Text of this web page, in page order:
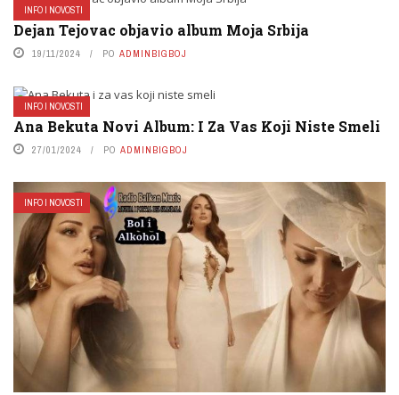
INFO I NOVOSTI
Dejan Tejovac objavio album Moja Srbija
19/11/2024 PO ADMINBIGBOJ
INFO I NOVOSTI
Ana Bekuta Novi Album: I Za Vas Koji Niste Smeli
27/01/2024 PO ADMINBIGBOJ
INFO I NOVOSTI